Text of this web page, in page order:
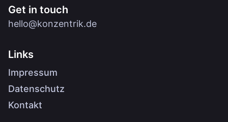
Get in touch
hello@konzentrik.de
Links
Impressum
Datenschutz
Kontakt